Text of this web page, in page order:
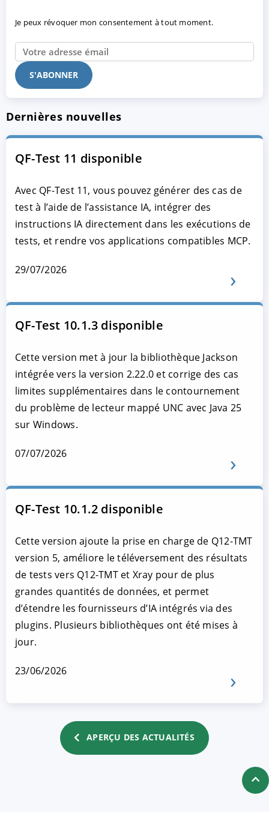
Je peux révoquer mon consentement à tout moment.
Dernières nouvelles
QF-Test 11 disponible
Avec QF-Test 11, vous pouvez générer des cas de
test à l’aide de l’assistance IA, intégrer des
instructions IA directement dans les exécutions de
tests, et rendre vos applications compatibles MCP.
29/07/2026
QF-Test 10.1.3 disponible
Cette version met à jour la bibliothèque Jackson
intégrée vers la version 2.22.0 et corrige des cas
limites supplémentaires dans le contournement
du problème de lecteur mappé UNC avec Java 25
sur Windows.
07/07/2026
QF-Test 10.1.2 disponible
Cette version ajoute la prise en charge de Q12-TMT
version 5, améliore le téléversement des résultats
de tests vers Q12-TMT et Xray pour de plus
grandes quantités de données, et permet
d’étendre les fournisseurs d’IA intégrés via des
plugins. Plusieurs bibliothèques ont été mises à
jour.
23/06/2026
APERÇU DES ACTUALITÉS